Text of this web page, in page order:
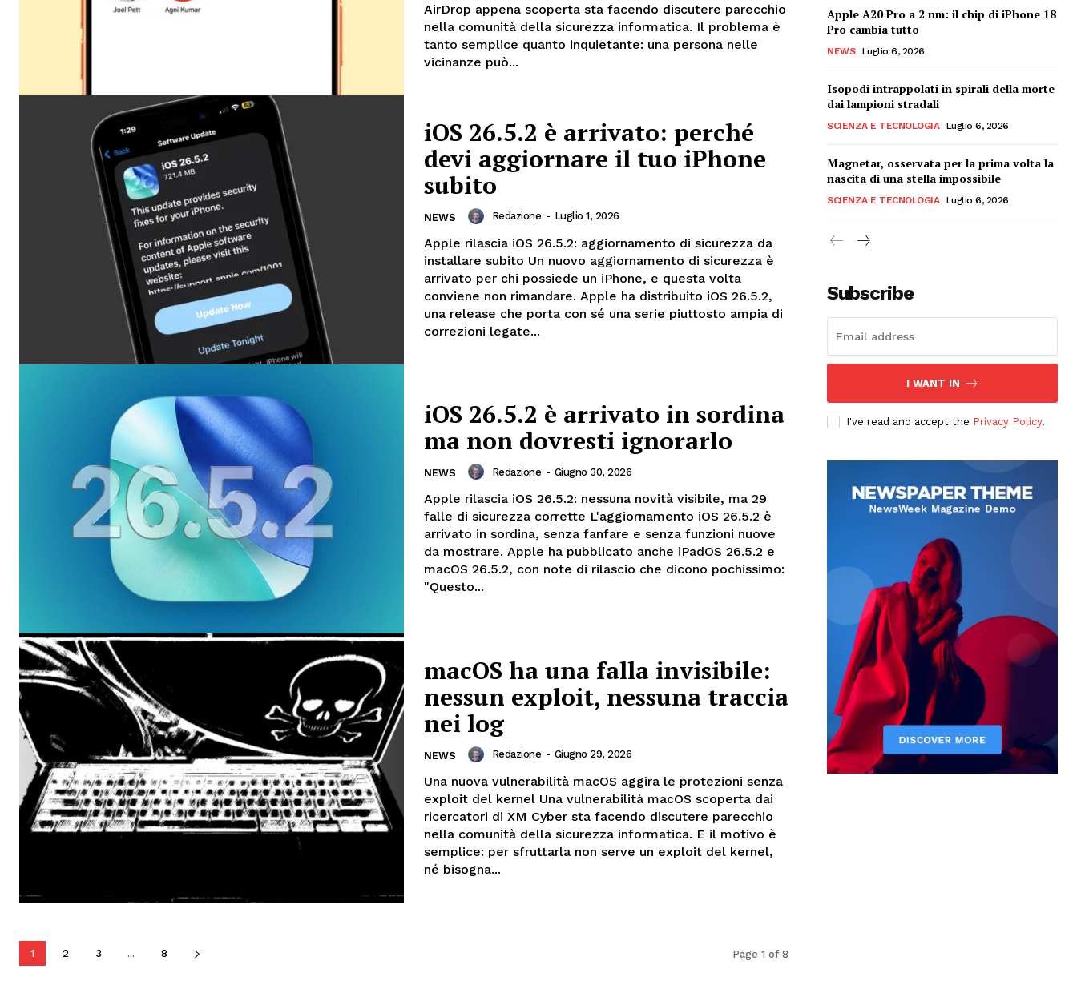
AirDrop appena scoperta sta facendo discutere parecchio
nella comunità della sicurezza informatica. Il problema è
tanto semplice quanto inquietante: una persona nelle
vicinanze può...
iOS 26.5.2 è arrivato: perché
devi aggiornare il tuo iPhone
subito
NEWS Redazione - Luglio 1, 2026
Apple rilascia iOS 26.5.2: aggiornamento di sicurezza da
installare subito Un nuovo aggiornamento di sicurezza è
arrivato per chi possiede un iPhone, e questa volta
conviene non rimandare. Apple ha distribuito iOS 26.5.2,
una release che porta con sé una serie piuttosto ampia di
correzioni legate...
iOS 26.5.2 è arrivato in sordina
ma non dovresti ignorarlo
NEWS Redazione - Giugno 30, 2026
Apple rilascia iOS 26.5.2: nessuna novità visibile, ma 29
falle di sicurezza corrette L'aggiornamento iOS 26.5.2 è
arrivato in sordina, senza fanfare e senza funzioni nuove
da mostrare. Apple ha pubblicato anche iPadOS 26.5.2 e
macOS 26.5.2, con note di rilascio che dicono pochissimo:
"Questo...
macOS ha una falla invisibile:
nessun exploit, nessuna traccia
nei log
NEWS Redazione - Giugno 29, 2026
Una nuova vulnerabilità macOS aggira le protezioni senza
exploit del kernel Una vulnerabilità macOS scoperta dai
ricercatori di XM Cyber sta facendo discutere parecchio
nella comunità della sicurezza informatica. E il motivo è
semplice: per sfruttarla non serve un exploit del kernel,
né bisogna...
1 2 3 ... 8 Page 1 of 8
Apple A20 Pro a 2 nm: il chip di iPhone 18
Pro cambia tutto
NEWS Luglio 6, 2026
Isopodi intrappolati in spirali della morte
dai lampioni stradali
SCIENZA E TECNOLOGIA Luglio 6, 2026
Magnetar, osservata per la prima volta la
nascita di una stella impossibile
SCIENZA E TECNOLOGIA Luglio 6, 2026
Subscribe
I WANT IN
I've read and accept the Privacy Policy.